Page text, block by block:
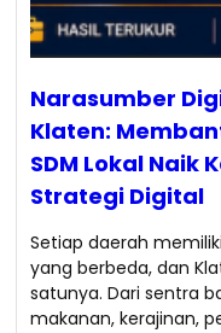
Narasumber
Klaten:
SDM Lokal Naik
Strategi Digital
Setiap daerah
yang berbeda, dan
satunya. Dari sentra
makanan, kerajinan,